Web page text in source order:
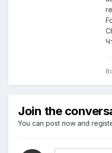
Join the
You can post now and